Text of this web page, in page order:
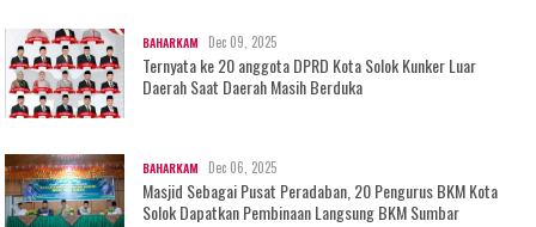
BAHARKAM Dec 09, 2025
Ternyata ke 20 anggota DPRD Kota Solok Kunker Luar
Daerah Saat Daerah Masih Berduka
BAHARKAM Dec 06, 2025
Masjid Sebagai Pusat Peradaban, 20 Pengurus BKM Kota
Solok Dapatkan Pembinaan Langsung BKM Sumbar